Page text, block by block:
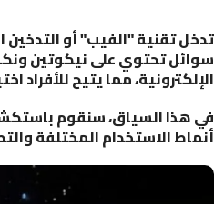
تدخل تقنية "الفيب" أو
سوائل تحتوي على نيكوتين
الإلكترونية، مما يتيح
في هذا السياق، سنقوم
أنماط الاستخدام المختلفة